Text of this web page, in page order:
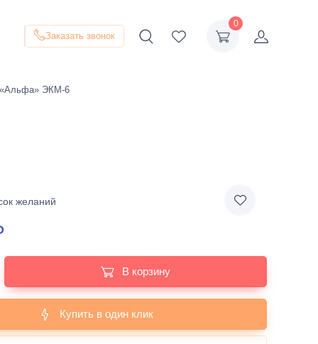
Заказать звонок
0
«Альфа» ЭКМ-6
желаний
В корзину
Купить в один клик